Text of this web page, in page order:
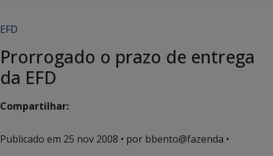
EFD
Prorrogado o prazo de entrega
da EFD
Compartilhar:
Publicado em 25 nov 2008 • por bbento@fazenda •